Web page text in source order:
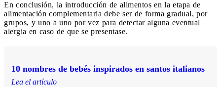
En conclusión, la introducción de alimentos en la etapa de
alimentación complementaria debe ser de forma gradual, por
grupos, y uno a uno por vez para detectar alguna eventual
alergia en caso de que se presentase.
10 nombres de bebés inspirados en santos italianos
Lea el artículo